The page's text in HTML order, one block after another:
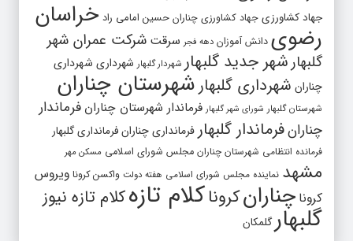
جهاد کشاورزی جهاد کشاورزی چناران حسین امامی راد خراسان
رضوی دانش آموزان دهه فجر سرقت شرکت عمران شهر
گلبهارشهر جدید گلبهار شهردار گلبهار شهرداری شهرداری
چناران شهرداری گلبهار شهرستان چناران
شهرستان گلبهار شورای شهر گلبهار فرماندار شهرستان چناران فرماندار
چنارانفرماندار گلبهار فرمانداری چنارانفرمانداری گلبهار
فرمانده انتظامی شهرستان چناران مجلس شورای اسلامی مسکن مهر
مشهد نماینده مجلس شورای اسلامی هفته دولت واکسن کرونا ویروس
کرونا چنارانکروناکلام تازهکلام تازه نیوز
گلبهارگلمکان